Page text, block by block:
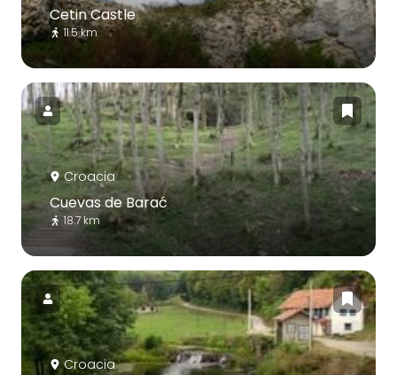
Cetin Castle
11.5 km
Croacia
Cuevas de Barać
18.7 km
Croacia